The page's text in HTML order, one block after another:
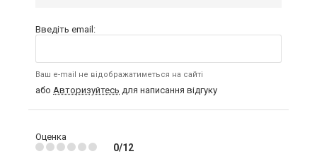
Введіть email:
Ваш e-mail не відображатиметься на сайті
або Авторизуйтесь для написання відгуку
Оценка
0/12